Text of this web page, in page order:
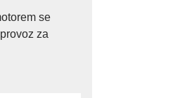
se
za